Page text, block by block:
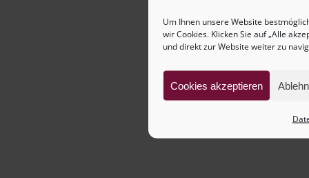
Um Ihnen unsere Website
wir Cookies. Klicken Sie auf „Alle
und direkt zur Website weiter zu
Cookies akzeptieren